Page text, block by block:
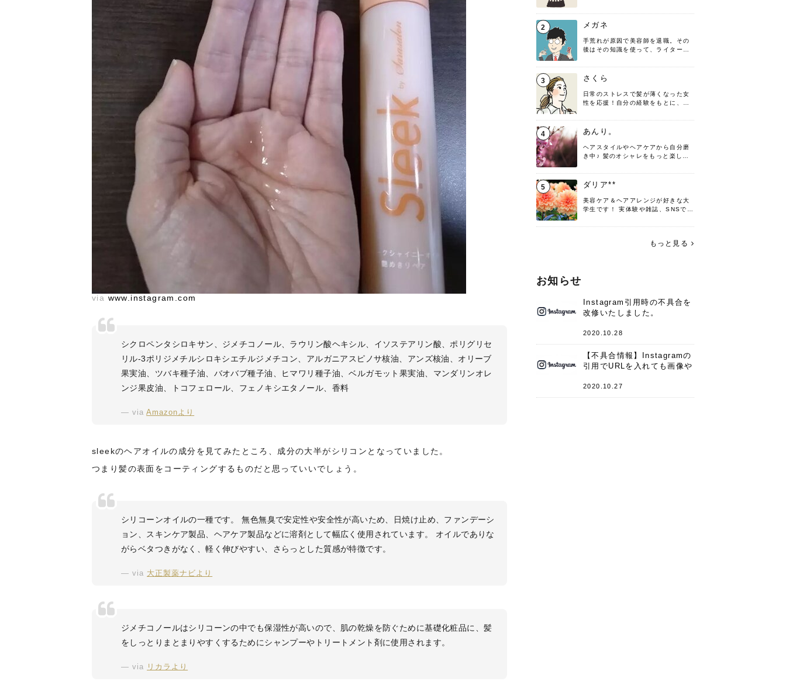
via www.instagram.com
シクロペンタシロキサン、ジメチコノール、ラウリン酸ヘキシル、イソステアリン酸、ポリグリセ
リル-3ポリジメチルシロキシエチルジメチコン、アルガニアスピノサ核油、アンズ核油、オリーブ
果実油、ツバキ種子油、バオバブ種子油、ヒマワリ種子油、ベルガモット果実油、マンダリンオレ
ンジ果皮油、トコフェロール、フェノキシエタノール、香料
viaAmazonより
sleekのヘアオイルの成分を見てみたところ、成分の大半がシリコンとなっていました。
つまり髪の表面をコーティングするものだと思っていいでしょう。
シリコーンオイルの一種です。 無色無臭で安定性や安全性が高いため、日焼け止め、ファンデーシ
ョン、スキンケア製品、ヘアケア製品などに溶剤として幅広く使用されています。 オイルでありな
がらベタつきがなく、軽く伸びやすい、さらっとした質感が特徴です。
via 大正製薬ナビより
ジメチコノールはシリコーンの中でも保湿性が高いので、肌の乾燥を防ぐために基礎化粧品に、髪
をしっとりまとまりやすくするためにシャンプーやトリートメント剤に使用されます。
via リカラより
す！
2 メガネ
手荒れが原因で美容師を退職。その
後はその知識を使って、ライターと
髪の知識をわかりやすく紹介しま
す！
3 さくら
日常のストレスで髪が薄くなった女
性を応援！自分の経験をもとに、執
4 あんり。
ヘアスタイルやヘアケアから自分磨
き中♪ 髪のオシャレをもっと楽しめ
♡ 役立つ情報をお届けできるように
頑張ります！よろしくお願いしま
5 ダリア**
美容ケア＆ヘアアレンジが好きな大
学生です！ 実体験や雑誌、SNSで知
す。 これからよろしくお願いします
もっと見る
お知らせ
Instagram引用時の不具合を
改修いたしました。
2020.10.28
【不具合情報】Instagramの
引用でURLを入れても画像や
件
2020.10.27